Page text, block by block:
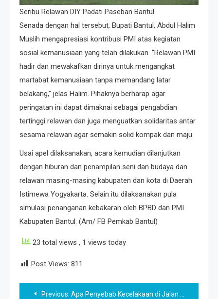
Seribu Relawan DIY Padati Paseban Bantul
Senada dengan hal tersebut, Bupati Bantul, Abdul Halim
Muslih mengapresiasi kontribusi PMI atas kegiatan
sosial kemanusiaan yang telah dilakukan. “Relawan PMI
hadir dan mewakafkan dirinya untuk mengangkat
martabat kemanusiaan tanpa memandang latar
belakang,” jelas Halim. Pihaknya berharap agar
peringatan ini dapat dimaknai sebagai pengabdian
tertinggi relawan dan juga menguatkan solidaritas antar
sesama relawan agar semakin solid kompak dan maju.
Usai apel dilaksanakan, acara kemudian dilanjutkan
dengan hiburan dan penampilan seni dan budaya dan
relawan masing-masing kabupaten dan kota di Daerah
Istimewa Yogyakarta. Selain itu dilaksanakan pula
simulasi penanganan kebakaran oleh BPBD dan PMI
Kabupaten Bantul. (Am/ FB Pemkab Bantul)
23 total views , 1 views today
Post Views: 811
PostPrevious: Apa Penyebab Kecelakaan di Jalan Tol?